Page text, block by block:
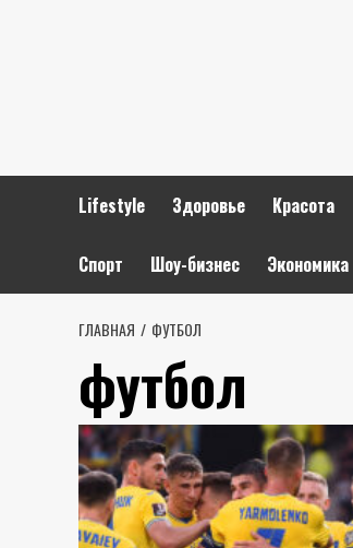
Lifestyle Здоровье Красота
Спорт Шоу-бизнес Экономика
ГЛАВНАЯ ФУТБОЛ
футбол